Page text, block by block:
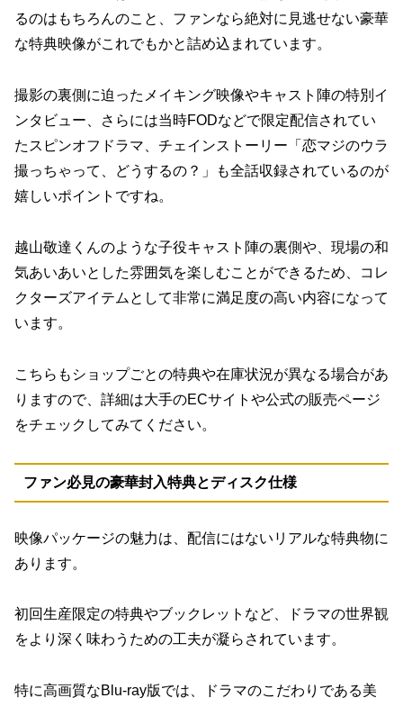
るのはもちろんのこと、ファンなら絶対に見逃せない豪華
な特典映像がこれでもかと詰め込まれています。
撮影の裏側に迫ったメイキング映像やキャスト陣の特別イ
ンタビュー、さらには当時FODなどで限定配信されてい
たスピンオフドラマ、チェインストーリー「恋マジのウラ
撮っちゃって、どうするの？」も全話収録されているのが
嬉しいポイントですね。
越山敬達くんのような子役キャスト陣の裏側や、現場の和
気あいあいとした雰囲気を楽しむことができるため、コレ
クターズアイテムとして非常に満足度の高い内容になって
います。
こちらもショップごとの特典や在庫状況が異なる場合があ
りますので、詳細は大手のECサイトや公式の販売ページ
をチェックしてみてください。
ファン必見の豪華封入特典とディスク仕様
映像パッケージの魅力は、配信にはないリアルな特典物に
あります。
初回生産限定の特典やブックレットなど、ドラマの世界観
をより深く味わうための工夫が凝らされています。
特に高画質なBlu-ray版では、ドラマのこだわりである美